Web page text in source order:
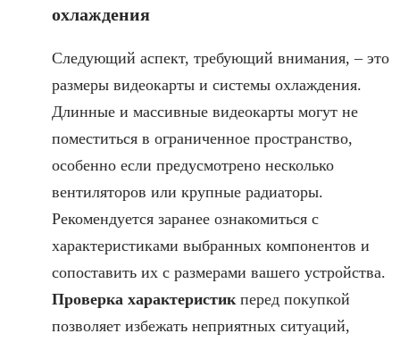
охлаждения
Следующий аспект, требующий внимания, – это
размеры видеокарты и системы охлаждения.
Длинные и массивные видеокарты могут не
поместиться в ограниченное пространство,
особенно если предусмотрено несколько
вентиляторов или крупные радиаторы.
Рекомендуется заранее ознакомиться с
характеристиками выбранных компонентов и
сопоставить их с размерами вашего устройства.
Проверка характеристик перед покупкой
позволяет избежать неприятных ситуаций,